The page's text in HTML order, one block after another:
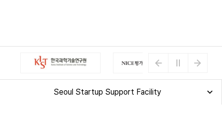
Seoul Startup Support Facility